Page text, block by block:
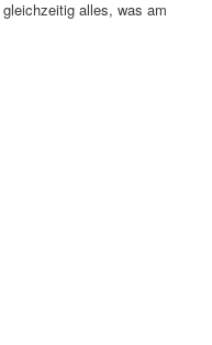
alles, was am